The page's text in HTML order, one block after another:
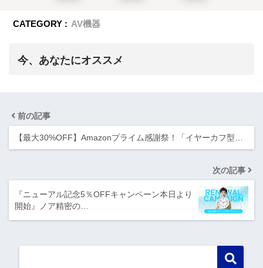
CATEGORY : AV機器
今、あなたにオススメ
前の記事
【最大30%OFF】Amazonプライム感謝祭！「イヤーカフ型…
次の記事
『ニューアル記念5％OFFキャンペーン本日より
開始』ノア精密の…